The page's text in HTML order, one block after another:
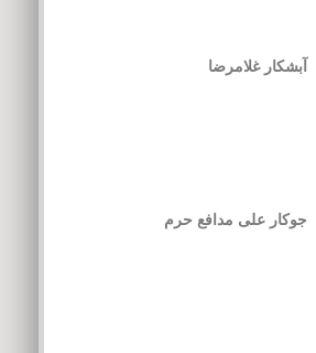
آبشکار غلامرضا
جوکار علی مدافع حرم